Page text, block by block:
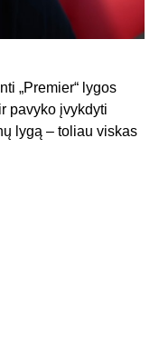
„Premier“ lygos
pavyko įvykdyti
lygą – toliau viskas